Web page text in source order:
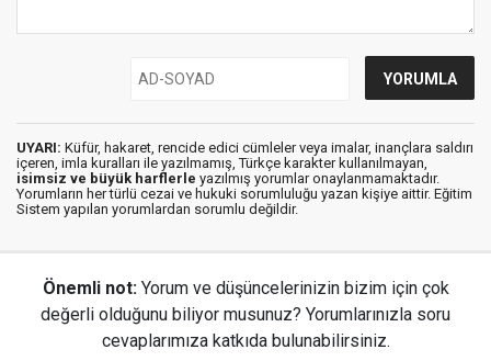
UYARI: Küfür, hakaret, rencide edici cümleler veya imalar, inançlara saldırı
içeren, imla kuralları ile yazılmamış, Türkçe karakter kullanılmayan,
isimsiz ve büyük harflerle yazılmış yorumlar onaylanmamaktadır.
Yorumların her türlü cezai ve hukuki sorumluluğu yazan kişiye aittir. Eğitim
Sistem yapılan yorumlardan sorumlu değildir.
Önemli not: Yorum ve düşüncelerinizin bizim için çok
değerli olduğunu biliyor musunuz? Yorumlarınızla soru
cevaplarımıza katkıda bulunabilirsiniz.